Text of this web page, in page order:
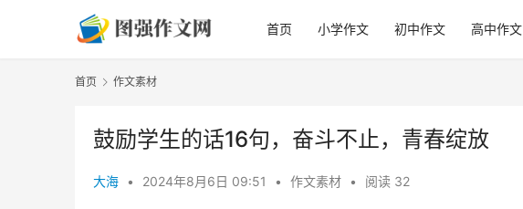
首页 小学作文 初中作文 高中作文
首页 作文素材
鼓励学生的话16句，奋斗不止，青春绽放
大海 • 2024年8月6日 09:51 • 作文素材 • 阅读 32